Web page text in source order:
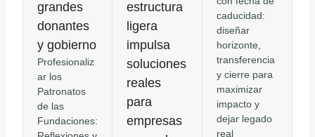
grandes
donantes
y gobierno
Profesionaliz
ar los
Patronatos
de las
Fundaciones:
estructura
ligera
impulsa
soluciones
reales
para
empresas
caducidad:
diseñar
horizonte,
transferencia
y cierre para
maximizar
impacto y
dejar legado
real